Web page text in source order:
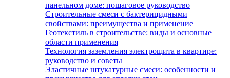
панельном доме: пошаговое руководство
Строительные смеси с бактерицидными
свойствами: преимущества и применение
Геотекстиль в строительстве: виды и основные
области применения
Технология заземления электрощита в квартире:
руководство и советы
Эластичные штукатурные смеси: особенности и